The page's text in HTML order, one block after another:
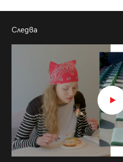
Следва